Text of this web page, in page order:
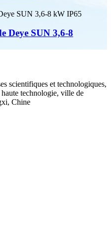
Deye SUN 3,6-8
scientifiques et technologiques,
technologie, ville de
Chine